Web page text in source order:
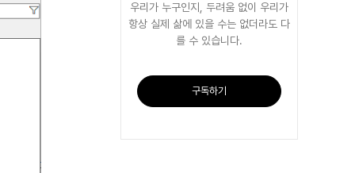
우리가 누구인지, 두려움 없이 우리가
항상 실제 삶에 있을 수는 없더라도 다
를 수 있습니다.
구독하기